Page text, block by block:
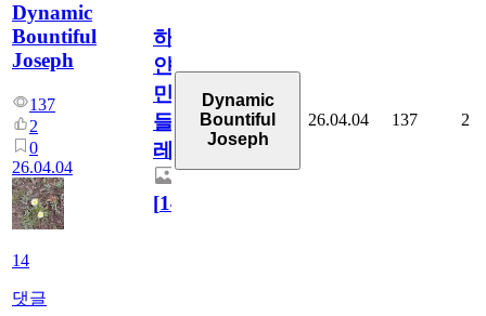
Dynamic
Bountiful
Joseph
137
2
0
26.04.04
14
댓글
하
얀
민
들
레
[14
Dynamic
Bountiful
Joseph
26.04.04 137 2